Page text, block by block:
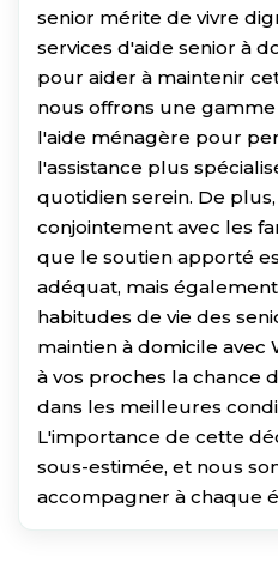
senior mérite de vivre
services d'aide senior à
pour aider à maintenir
nous offrons une
l'aide ménagère pour
l'assistance plus
quotidien serein. De
conjointement avec les
que le soutien apporté
adéquat, mais
habitudes de vie des
maintien à domicile avec
à vos proches la chance
dans les meilleures
L'importance de cette
sous-estimée, et nous
accompagner à chaque